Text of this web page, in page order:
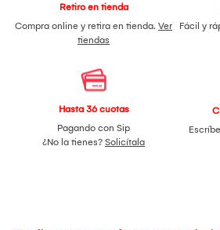
Retiro en tienda
Compra online y retira en tienda. Ver
tiendas
Fácil y
Hasta 36 cuotas
Pagando con Sip
¿No la tienes? Solicítala